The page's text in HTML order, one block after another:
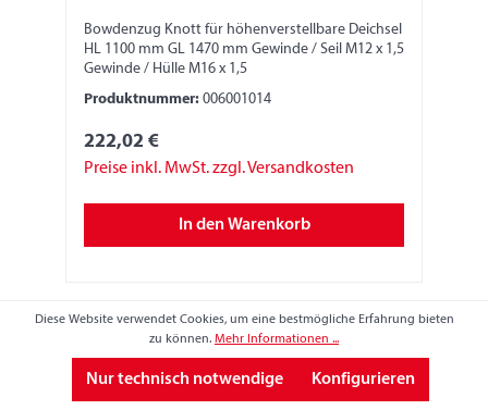
Bowdenzug Knott für höhenverstellbare Deichsel
HL 1100 mm GL 1470 mm Gewinde / Seil M12 x 1,5
Gewinde / Hülle M16 x 1,5
Produktnummer: 006001014
222,02 €
Preise inkl. MwSt. zzgl. Versandkosten
In den Warenkorb
Diese Website verwendet Cookies, um eine bestmögliche Erfahrung bieten
zu können. Mehr Informationen ...
Nur technisch notwendige Konfigurieren